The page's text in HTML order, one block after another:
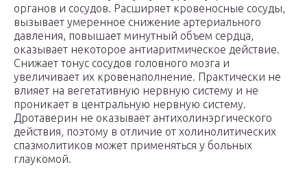
органов и сосудов. Расширяет кровеносные сосуды,
вызывает умеренное снижение артериального
давления, повышает минутный объем сердца,
оказывает некоторое антиаритмическое действие.
Снижает тонус сосудов головного мозга и
увеличивает их кровенаполнение. Практически не
влияет на вегетативную нервную систему и не
проникает в центральную нервную систему.
Дротаверин не оказывает антихолинэргического
действия, поэтому в отличие от холинолитических
спазмолитиков может применяться у больных
глаукомой.